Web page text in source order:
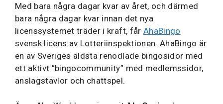
Med bara några dagar kvar av året, och därmed
bara några dagar kvar innan det nya
licenssystemet träder i kraft, får AhaBingo
svensk licens av Lotteriinspektionen. AhaBingo är
en av Sveriges äldsta renodlade bingosidor med
ett aktivt ”bingocommunity” med medlemssidor,
anslagstavlor och chattspel.